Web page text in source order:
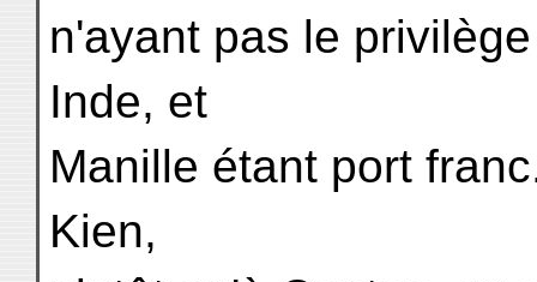
n'ayant pas le
Inde, et
Manille étant port
Kien,